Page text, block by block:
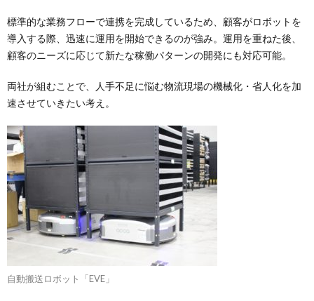
標準的な業務フローで連携を完成しているため、顧客がロボットを
導入する際、迅速に運用を開始できるのが強み。運用を重ねた後、
顧客のニーズに応じて新たな稼働パターンの開発にも対応可能。
両社が組むことで、人手不足に悩む物流現場の機械化・省人化を加
速させていきたい考え。
自動搬送ロボット「EVE」